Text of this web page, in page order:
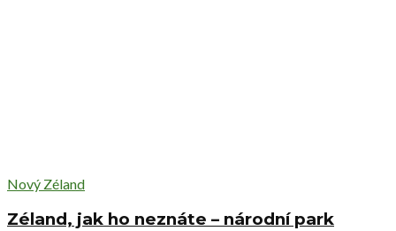
Nový Zéland
Zéland, jak ho neznáte – národní park